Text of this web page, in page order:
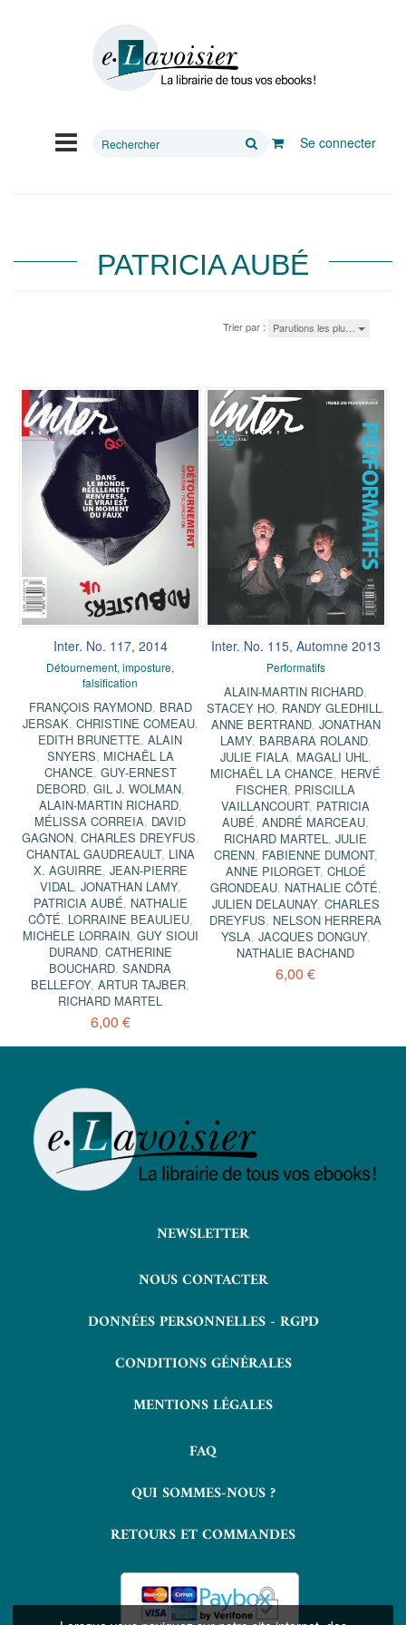
Rechercher
Se connecter
PATRICIA AUBÉ
Trier par : Parutions les plu…
Inter. No. 117, 2014
Détournement, imposture,
falsification
FRANÇOIS RAYMOND, BRAD
JERSAK, CHRISTINE COMEAU,
EDITH BRUNETTE,ALAIN
SNYERS, MICHAËL LA
CHANCE, GUY-ERNEST
DEBORD, GIL J. WOLMAN,
ALAIN-MARTIN RICHARD,
MÉLISSA CORREIA, DAVID
GAGNON, CHARLES DREYFUS,
CHANTAL GAUDREAULT, LINA
X. AGUIRRE, JEAN-PIERRE
VIDAL, JONATHAN LAMY,
PATRICIA AUBÉ, NATHALIE
CÔTÉ, LORRAINE BEAULIEU,
MICHÈLE LORRAIN, GUY SIOUI
DURAND, CATHERINE
BOUCHARD,SANDRA
BELLEFOY,ARTUR TAJBER,
RICHARD MARTEL
6,00 €
Inter. No. 115, Automne 2013
Performatifs
ALAIN-MARTIN RICHARD,
STACEY HO, RANDY GLEDHILL,
ANNE BERTRAND, JONATHAN
LAMY, BARBARA ROLAND,
JULIE FIALA, MAGALI UHL,
MICHAËL LA CHANCE, HERVÉ
FISCHER, PRISCILLA
VAILLANCOURT, PATRICIA
AUBÉ,ANDRÉ MARCEAU,
RICHARD MARTEL,JULIE
CRENN, FABIENNE DUMONT,
ANNE PILORGET, CHLOÉ
GRONDEAU, NATHALIE CÔTÉ,
JULIEN DELAUNAY, CHARLES
DREYFUS, NELSON HERRERA
YSLA, JACQUES DONGUY,
NATHALIE BACHAND
6,00 €
NEWSLETTER
NOUS CONTACTER
DONNÉES PERSONNELLES - RGPD
CONDITIONS GÉNÉRALES
MENTIONS LÉGALES
FAQ
QUI SOMMES-NOUS ?
RETOURS ET COMMANDES